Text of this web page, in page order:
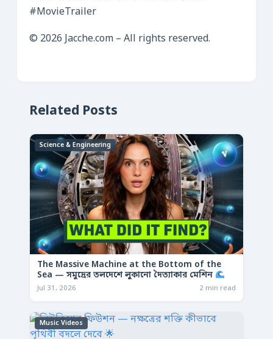
#MovieTrailer
© 2026 Jacche.com – All rights reserved.
Related Posts
Science & Engineering
The Massive Machine at the Bottom of the
Sea — সমুদ্রের তলদেশে লুকানো দৈত্যাকার মেশিন
Jul 31, 2026 2 min read
Music Videos